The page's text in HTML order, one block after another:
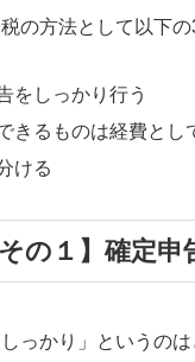
の方法として以下
をしっかり行う
きるものは経費とし
ける
その１】確定
っかり」というの